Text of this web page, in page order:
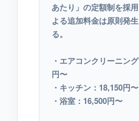
あたり」の定額制を採
よる追加料金は原則発
る。
・エアコンクリーニン
円〜
・キッチン：18,150円〜
・浴室：16,500円〜